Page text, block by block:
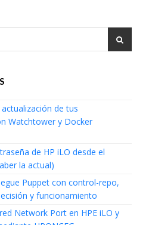
de tus
Watchtower y Docker
de HP iLO desde el
la actual)
Puppet con control-repo,
y funcionamiento
Network Port en HPE iLO y